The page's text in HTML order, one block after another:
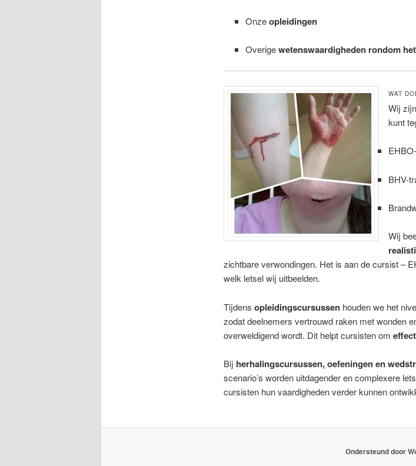
Onzeopleidingen
Overigewetenswaardigheden rondom
WAT
Wij
kunt
BHV-
Wij
zichtbare verwondingen. Het is aan de cursist –
welk letsel wij uitbeelden.
Tijdens opleidingscursussenhouden we het
zodat deelnemers vertrouwd raken met wonden
overweldigend wordt. Dit helpt cursisten om
Bij herhalingscursussen, oefeningen en
scenario’s worden uitdagender en complexere
cursisten hun vaardigheden verder kunnen
Ondersteund door